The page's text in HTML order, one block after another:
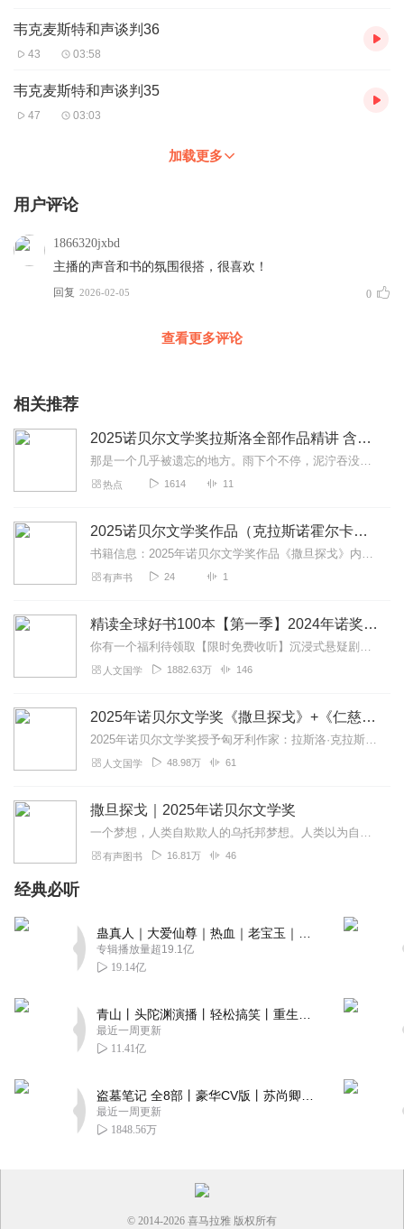
韦克麦斯特和声谈判36
43 03:58
韦克麦斯特和声谈判35
47 03:03
加载更多
用户评论
1866320jxbd
主播的声音和书的氛围很搭，很喜欢！
回复 2026-02-05 0
查看更多评论
相关推荐
2025诺贝尔文学奖拉斯洛全部作品精讲 含撒旦探戈
那是一个几乎被遗忘的地方。雨下个不停，泥泞吞没了脚印，也模糊了时间。那是一片荒废的庄园，旧时曾经繁忙，如今却只剩下几户人家——他们各自蜷缩在破败的屋子里，等待着...
热点 1614 11
2025诺贝尔文学奖作品（克拉斯诺霍尔卡伊•拉斯
书籍信息：2025年诺贝尔文学奖作品《撒旦探戈》内容重点：全文阅读主播介绍：热爱洞察推荐人群：喜好文学作品
有声书 24 1
精读全球好书100本【第一季】2024年诺奖素食者
你有一个福利待领取【限时免费收听】沉浸式悬疑剧场，带你在线破案↓↓↓神探狄仁杰|揭秘古代刑侦档案|大案纪实【戳我直达】全网收听量亿级主播，历史系列粉丝催更热门...
人文国学 1882.63万 146
2025年诺贝尔文学奖《撒旦探戈》+《仁慈的关系》+《反抗的忧郁》三部曲全解读 | 拉斯洛代表作 诺奖
2025年诺贝尔文学奖授予匈牙利作家：拉斯洛·克拉斯纳霍尔凯。他用极度缓慢的文字，书写人类在末日与虚无中的挣扎与尊严。本专辑精选其三部代表作：《撒旦探戈》：绝望...
人文国学 48.98万 61
撒旦探戈｜2025年诺贝尔文学奖
一个梦想，人类自欺欺人的乌托邦梦想。人类以为自己很强大，强大到能够挣脱上帝，但他们逃不出魔鬼的圈套，所有自以为聪明的努力不过都是在跳撒旦探戈，在原地踯躅。无路可...
有声图书 16.81万 46
经典必听
专辑播放量超19.1亿
19.14亿
最近一周更新
11.41亿
最近一周更新
1848.56万
© 2014-2026 喜马拉雅 版权所有